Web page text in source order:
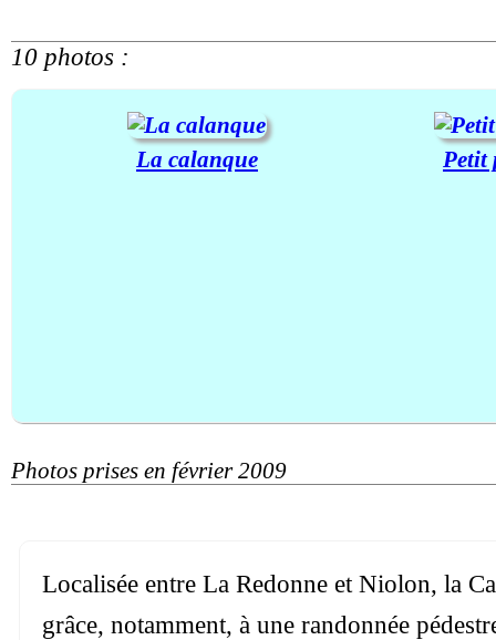
10 photos :
La calanque Petit
Photos prises en février 2009
Localisée entre La Redonne et Niolon, la
grâce, notamment, à une randonnée